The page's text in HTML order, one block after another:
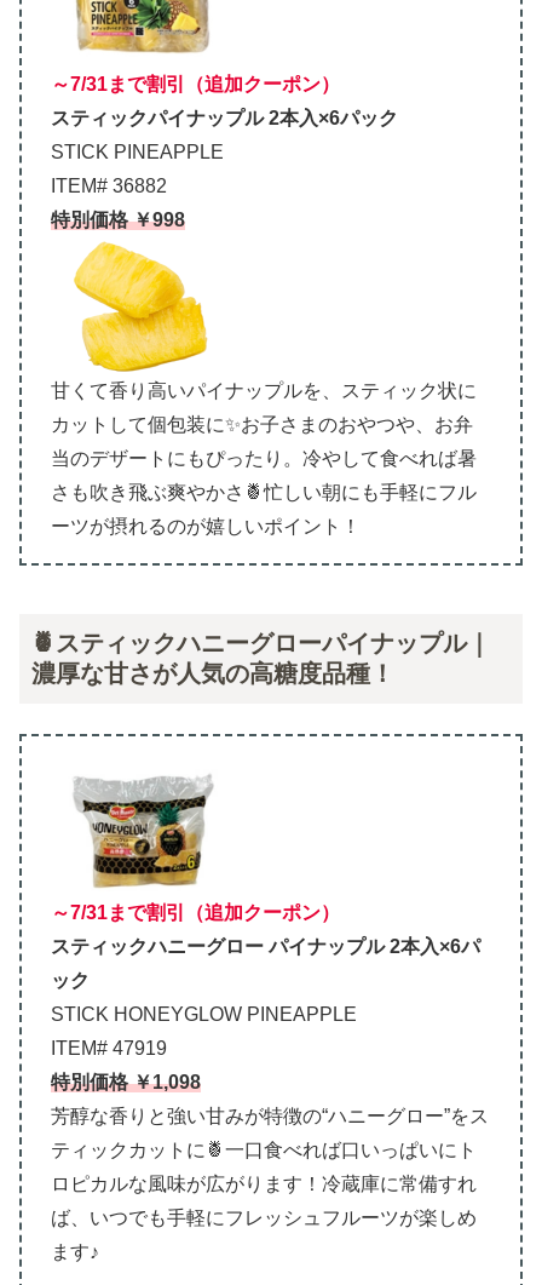
～7/31まで割引（追加クーポン）
スティックパイナップル 2本入×6パック
STICK PINEAPPLE
ITEM# 36882
特別価格 ￥998
甘くて香り高いパイナップルを、スティック状に
カットして個包装に✨お子さまのおやつや、お弁
当のデザートにもぴったり。冷やして食べれば暑
さも吹き飛ぶ爽やかさ🍍忙しい朝にも手軽にフル
ーツが摂れるのが嬉しいポイント！
🍍スティックハニーグローパイナップル｜
濃厚な甘さが人気の高糖度品種！
～7/31まで割引（追加クーポン）
スティックハニーグロー パイナップル 2本入×6パ
ック
STICK HONEYGLOW PINEAPPLE
ITEM# 47919
特別価格 ￥1,098
芳醇な香りと強い甘みが特徴の“ハニーグロー”をス
ティックカットに🍍一口食べれば口いっぱいにト
ロピカルな風味が広がります！冷蔵庫に常備すれ
ば、いつでも手軽にフレッシュフルーツが楽しめ
ます♪